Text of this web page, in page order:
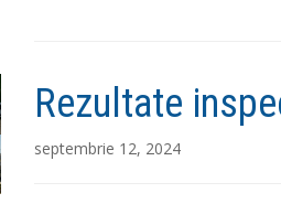
Rezultate
septembrie 12, 2024